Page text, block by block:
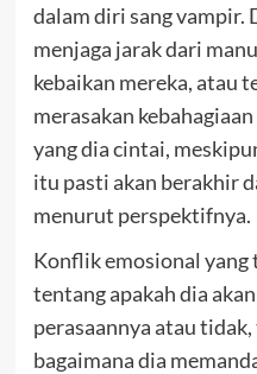
dalam diri sang vampir.
menjaga jarak dari
kebaikan mereka, atau
merasakan
yang dia cintai,
itu pasti akan berakhir
menurut perspektifnya.
Konflik emosional yang
tentang apakah dia
perasaannya atau
bagaimana dia